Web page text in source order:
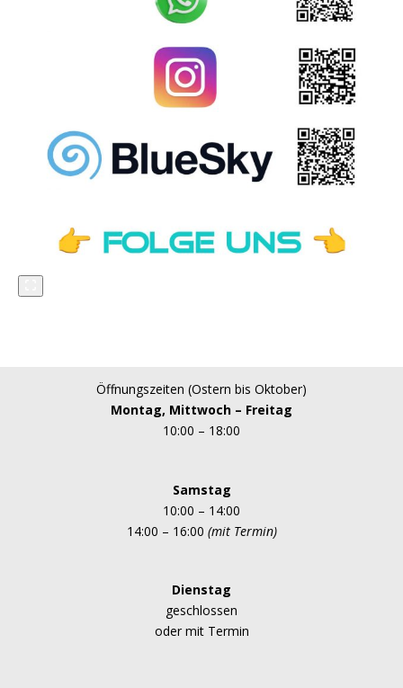
Öffnungszeiten (Ostern bis Oktober)
Montag, Mittwoch – Freitag
10:00 – 18:00
Samstag
10:00 – 14:00
14:00 – 16:00 (mit Termin)
Dienstag
geschlossen
oder mit Termin